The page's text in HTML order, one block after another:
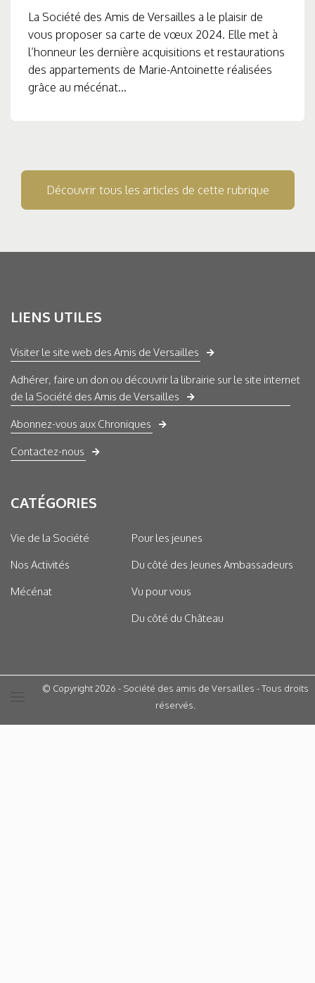
La Société des Amis de Versailles a le plaisir de
vous proposer sa carte de vœux 2024. Elle met à
l’honneur les dernière acquisitions et restaurations
des appartements de Marie-Antoinette réalisées
grâce au mécénat...
Découvrir tous les articles de cette rubrique
LIENS UTILES
Visiter le site web des Amis de Versailles
Adhérer, faire un don ou découvrir la librairie sur le site internet
de la Société des Amis de Versailles
Abonnez-vous aux Chroniques
Contactez-nous
CATÉGORIES
Vie de la Société
Nos Activités
Mécénat
Pour les jeunes
Du côté des Jeunes Ambassadeurs
Vu pour vous
Du côté du Château
© Copyright 2026 - Société des amis de Versailles - Tous droits
réservés.